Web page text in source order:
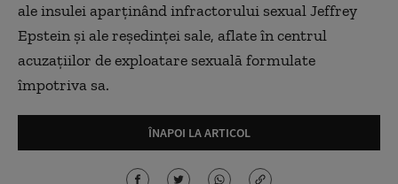
ÎNAPOI LA ARTICOL
ale insulei aparţinând infractorului sexual Jeffrey
Epstein şi ale reşedinţei sale, aflate în centrul
acuzaţiilor de exploatare sexuală formulate
împotriva sa.